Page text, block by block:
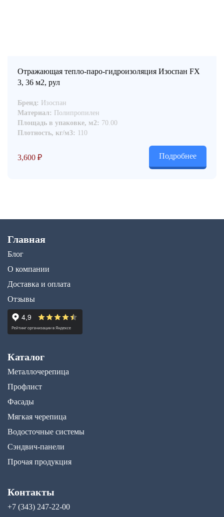
Отражающая тепло-паро-гидроизоляция Изоспан FX
3, 36 м2, рул
Бренд: Изоспан
Материал: Полипропилен
Площадь в упаковке, м2: 70.00
Плотность, кг/м3: 110
3,600 ₽ Подробнее
Главная
Блог
О компании
Доставка и оплата
Отзывы
Каталог
Металлочерепица
Профлист
Фасады
Мягкая черепица
Водосточные системы
Сэндвич-панели
Прочая продукция
Контакты
+7 (343) 247-22-00